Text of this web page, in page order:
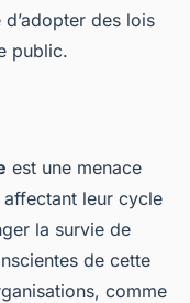
des lois
public.
est une menace
leur cycle
la survie de
de cette
comme